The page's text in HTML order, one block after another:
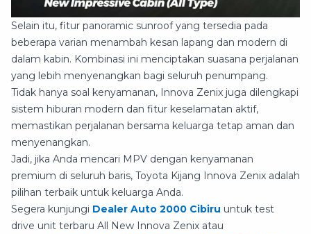
Selain itu, fitur panoramic sunroof yang tersedia pada
beberapa varian menambah kesan lapang dan modern di
dalam kabin. Kombinasi ini menciptakan suasana perjalanan
yang lebih menyenangkan bagi seluruh penumpang.
Tidak hanya soal kenyamanan, Innova Zenix juga dilengkapi
sistem hiburan modern dan fitur keselamatan aktif,
memastikan perjalanan bersama keluarga tetap aman dan
menyenangkan.
Jadi, jika Anda mencari MPV dengan kenyamanan
premium di seluruh baris, Toyota Kijang Innova Zenix adalah
pilihan terbaik untuk keluarga Anda.
Segera kunjungi Dealer Auto 2000 Cibiru untuk test
drive unit terbaru All New Innova Zenix atau